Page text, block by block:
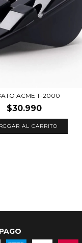
ACME T-2000
$30.990
AL CARRITO